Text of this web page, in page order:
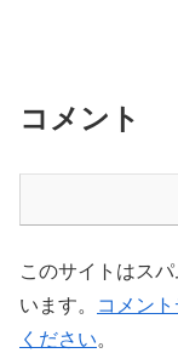
コメント
このサイトはス
います。
コメン
ください。